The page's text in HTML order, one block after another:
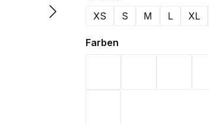
XS
S M L XL
Farbenauswählen